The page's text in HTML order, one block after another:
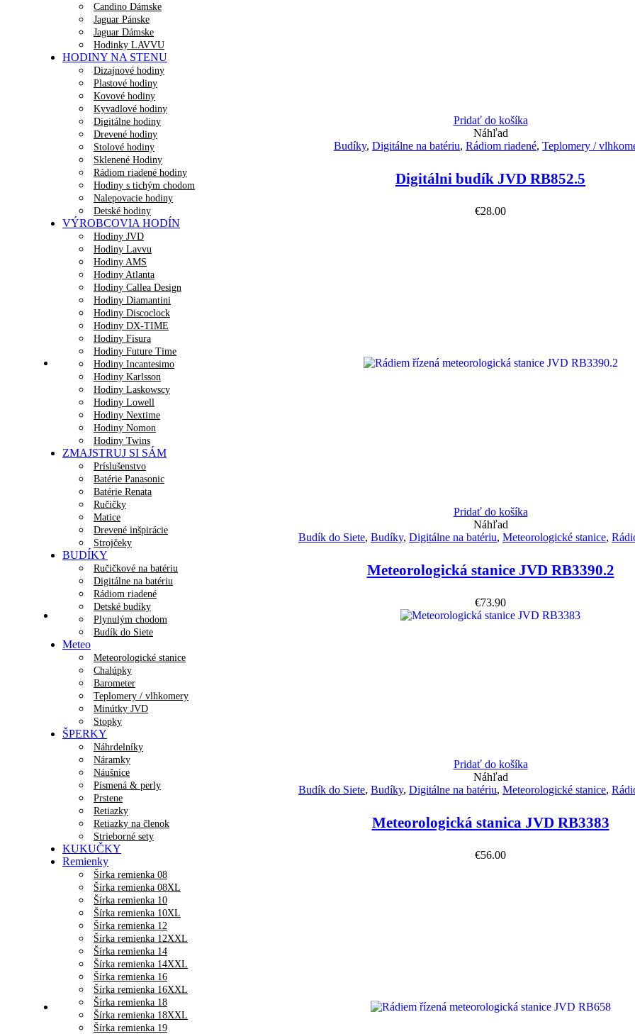
Candino Dámske
Jaguar Pánske
Jaguar Dámske
Hodinky LAVVU
HODINY NA STENU
Dizajnové hodiny
Plastové hodiny
Kovové hodiny
Kyvadlové hodiny
Digitálne hodiny
Drevené hodiny
Stolové hodiny
Sklenené Hodiny
Rádiom riadené hodiny
Hodiny s tichým chodom
Nalepovacie hodiny
Detské hodiny
VÝROBCOVIA HODÍN
Hodiny JVD
Hodiny Lavvu
Hodiny AMS
Hodiny Atlanta
Hodiny Callea Design
Hodiny Diamantini
Hodiny Discoclock
Hodiny DX-TIME
Hodiny Fisura
Hodiny Future Time
Hodiny Incantesimo
Hodiny Karlsson
Hodiny Laskowscy
Hodiny Lowell
Hodiny Nextime
Hodiny Nomon
Hodiny Twins
ZMAJSTRUJ SI SÁM
Príslušenstvo
Batérie Panasonic
Batérie Renata
Ručičky
Matice
Drevené inšpirácie
Strojčeky
BUDÍKY
Ručičkové na batériu
Digitálne na batériu
Rádiom riadené
Detské budíky
Plynulým chodom
Budík do Siete
Meteo
Meteorologické stanice
Chalúpky
Barometer
Teplomery / vlhkomery
Minútky JVD
Stopky
ŠPERKY
Náhrdelníky
Náramky
Náušnice
Písmená & perly
Prstene
Retiazky
Retiazky na členok
Strieborné sety
KUKUČKY
Remienky
Šírka remienka 08
Šírka remienka 08XL
Šírka remienka 10
Šírka remienka 10XL
Šírka remienka 12
Šírka remienka 12XXL
Šírka remienka 14
Šírka remienka 14XXL
Šírka remienka 16
Šírka remienka 16XXL
Šírka remienka 18
Šírka remienka 18XXL
Šírka remienka 19
Pridať do košíka
Náhľad
Budíky, Digitálne na batériu, Rádiom riadené, Teplomery /
Digitálni budík JVD RB852.5
€28.00
Pridať do košíka
Náhľad
Budík do Siete, Budíky, Digitálne na batériu, Meteorologické stanice,
Meteorologická stanice JVD RB3390.2
€73.90
Pridať do košíka
Náhľad
Budík do Siete, Budíky, Digitálne na batériu, Meteorologické stanice,
Meteorologická stanica JVD RB3383
€56.00